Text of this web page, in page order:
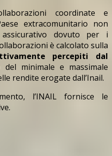
coordinate e
extracomunitario non
dovuto per i
è calcolato sulla
percepiti dal
minimale e massimale
rendite erogate dall’Inail.
l’INAIL fornisce le